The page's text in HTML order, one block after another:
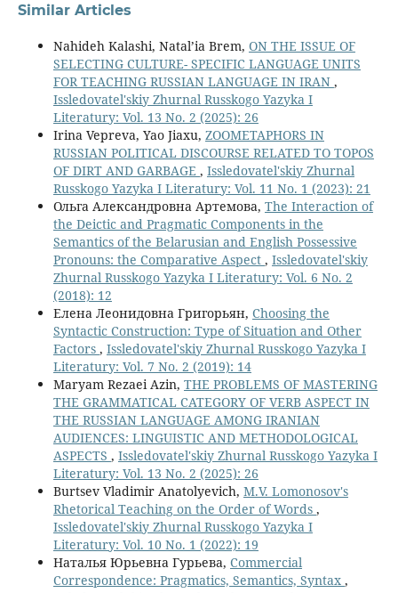
Similar Articles
Nahideh Kalashi, Natal’ia Brem, ON THE ISSUE OF
SELECTING CULTURE- SPECIFIC LANGUAGE UNITS
FOR TEACHING RUSSIAN LANGUAGE IN IRAN ,
Issledovatel'skiy Zhurnal Russkogo Yazyka I
Literatury: Vol. 13 No. 2 (2025): 26
Irina Vepreva, Yao Jiaxu, ZOOMETAPHORS IN
RUSSIAN POLITICAL DISCOURSE RELATED TO TOPOS
OF DIRT AND GARBAGE , Issledovatel'skiy Zhurnal
Russkogo Yazyka I Literatury: Vol. 11 No. 1 (2023): 21
Ольга Александровна Артемова, The Interaction of
the Deictic and Pragmatic Components in the
Semantics of the Belarusian and English Possessive
Pronouns: the Comparative Aspect , Issledovatel'skiy
Zhurnal Russkogo Yazyka I Literatury: Vol. 6 No. 2
(2018): 12
Елена Леонидовна Григорьян, Choosing the
Syntactic Construction: Type of Situation and Other
Factors , Issledovatel'skiy Zhurnal Russkogo Yazyka I
Literatury: Vol. 7 No. 2 (2019): 14
Maryam Rezaei Azin, THE PROBLEMS OF MASTERING
THE GRAMMATICAL CATEGORY OF VERB ASPECT IN
THE RUSSIAN LANGUAGE AMONG IRANIAN
AUDIENCES: LINGUISTIC AND METHODOLOGICAL
ASPECTS , Issledovatel'skiy Zhurnal Russkogo Yazyka I
Literatury: Vol. 13 No. 2 (2025): 26
Burtsev Vladimir Anatolyevich, M.V. Lomonosov's
Rhetorical Teaching on the Order of Words ,
Issledovatel'skiy Zhurnal Russkogo Yazyka I
Literatury: Vol. 10 No. 1 (2022): 19
Наталья Юрьевна Гурьева, Commercial
Correspondence: Pragmatics, Semantics, Syntax ,